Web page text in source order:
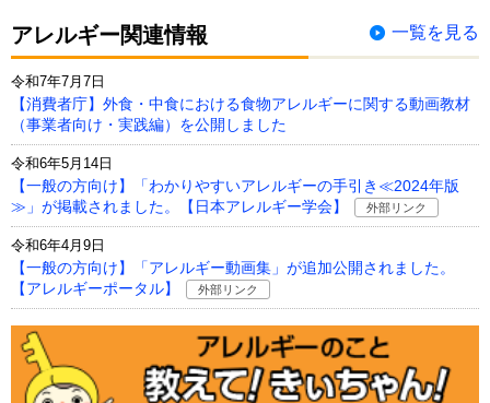
アレルギー関連情報 一覧を見る
令和7年7月7日
【消費者庁】外食・中食における食物アレルギーに関する動画教材
（事業者向け・実践編）を公開しました
令和6年5月14日
【一般の方向け】「わかりやすいアレルギーの手引き≪2024年版
≫」が掲載されました。【日本アレルギー学会】
外部リンク
令和6年4月9日
【一般の方向け】「アレルギー動画集」が追加公開されました。
【アレルギーポータル】
外部リンク